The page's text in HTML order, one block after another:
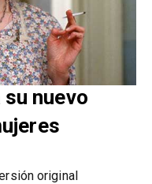
nuevo
original